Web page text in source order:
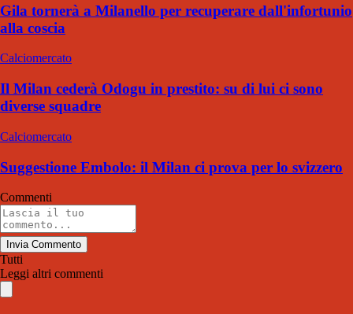
Gila tornerà a Milanello per recuperare dall'infortunio
alla coscia
Calciomercato
Il Milan cederà Odogu in prestito: su di lui ci sono
diverse squadre
Calciomercato
Suggestione Embolo: il Milan ci prova per lo svizzero
Commenti
Invia Commento
Tutti
Leggi altri commenti